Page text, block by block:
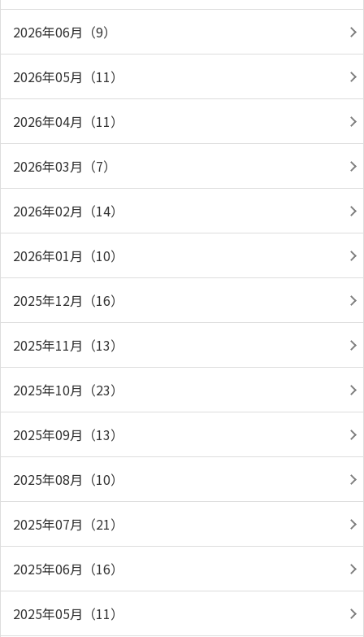
2026年06月（9）
2026年05月（11）
2026年04月（11）
2026年03月（7）
2026年02月（14）
2026年01月（10）
2025年12月（16）
2025年11月（13）
2025年10月（23）
2025年09月（13）
2025年08月（10）
2025年07月（21）
2025年06月（16）
2025年05月（11）